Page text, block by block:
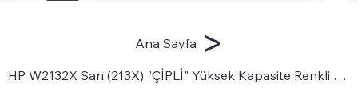
Ana Sayfa >
HP W2132X Sarı (213X) "ÇİPLİ" Yüksek Kapasite Renkli Lazer Toner Kartuşu için